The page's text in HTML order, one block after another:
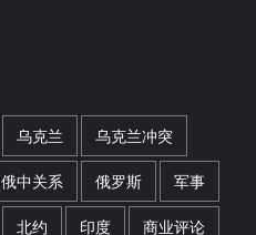
乌克兰 乌克兰冲突
俄中关系 俄罗斯 军事
北约 印度 商业评论